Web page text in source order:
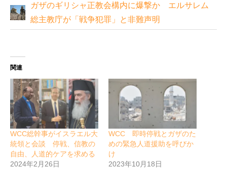
ガザのギリシャ正教会構内に爆撃か エルサレム
総主教庁が「戦争犯罪」と非難声明
関連
WCC総幹事がイスラエル大
統領と会談 停戦、信教の
自由、人道的ケアを求める
2024年2月26日
WCC 即時停戦とガザのた
めの緊急人道援助を呼びか
け
2023年10月18日